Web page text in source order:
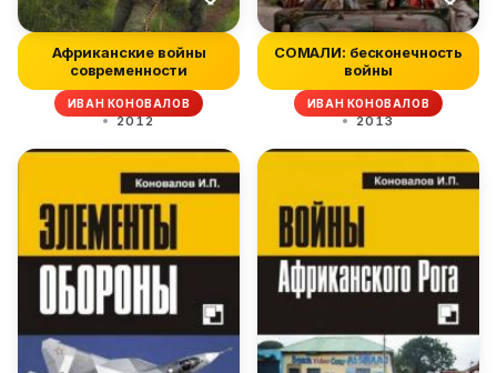
Африканские войны
современности
ИВАН КОНОВАЛОВ
2012
СОМАЛИ: бесконечность
войны
ИВАН КОНОВАЛОВ
2013